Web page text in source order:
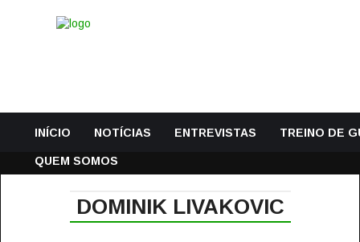
INÍCIO NOTÍCIAS ENTREVISTAS TREINO DE
QUEM SOMOS
DOMINIK LIVAKOVIC